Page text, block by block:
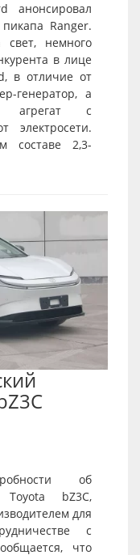
анонсировал
Ranger.
свет, немного
в лице
в отличие от
генератор, а
агрегат с
электросети.
составе 2,3-
об
Toyota bZ3C,
для
с
что